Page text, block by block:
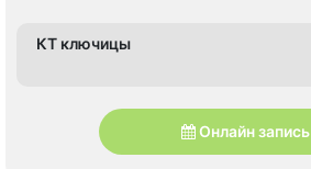
КТ ключицы
Онлайн запись